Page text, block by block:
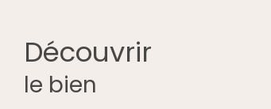
découvrir
le bien